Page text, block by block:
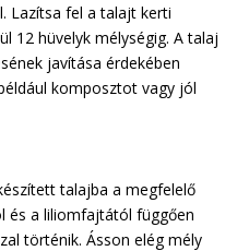
Lazítsa fel a talajt kerti
12 hüvelyk mélységig. A talaj
javítása érdekében
komposztot vagy jól
talajba a megfelelő
és a liliomfajtától függően
történik. Ásson elég mély